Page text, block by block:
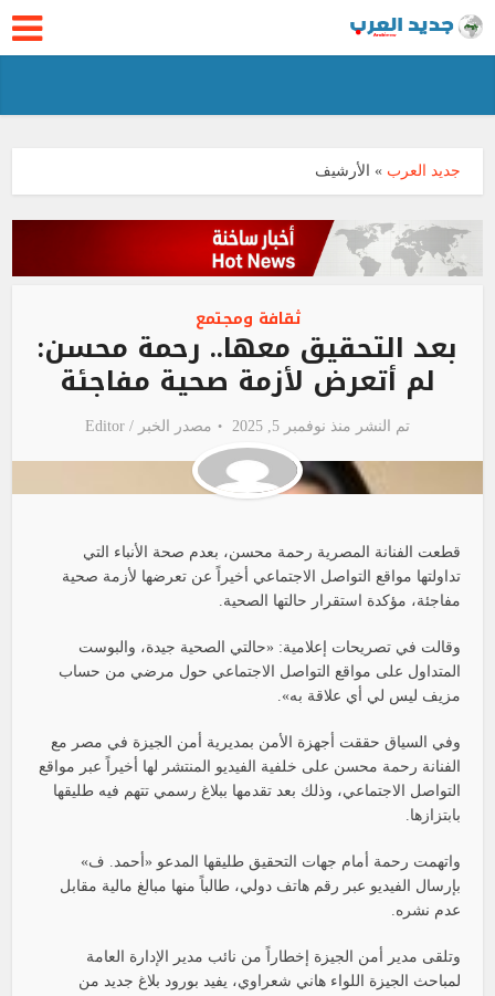
جديد العرب » الأرشيف
ثقافة ومجتمع
بعد التحقيق معها.. رحمة محسن:
لم أتعرض لأزمة صحية مفاجئة
تم النشر منذ نوفمبر 5, 2025 مصدر الخبر / Editor
قطعت الفنانة المصرية رحمة محسن، بعدم صحة الأنباء التي
تداولتها مواقع التواصل الاجتماعي أخيراً عن تعرضها لأزمة صحية
مفاجئة، مؤكدة استقرار حالتها الصحية.
وقالت في تصريحات إعلامية: «حالتي الصحية جيدة، والبوست
المتداول على مواقع التواصل الاجتماعي حول مرضي من حساب
مزيف ليس لي أي علاقة به».
وفي السياق حققت أجهزة الأمن بمديرية أمن الجيزة في مصر مع
الفنانة رحمة محسن على خلفية الفيديو المنتشر لها أخيراً عبر مواقع
التواصل الاجتماعي، وذلك بعد تقدمها ببلاغ رسمي تتهم فيه طليقها
بابتزازها.
واتهمت رحمة أمام جهات التحقيق طليقها المدعو «أحمد. ف»
بإرسال الفيديو عبر رقم هاتف دولي، طالباً منها مبالغ مالية مقابل
عدم نشره.
وتلقى مدير أمن الجيزة إخطاراً من نائب مدير الإدارة العامة
لمباحث الجيزة اللواء هاني شعراوي، يفيد بورود بلاغ جديد من